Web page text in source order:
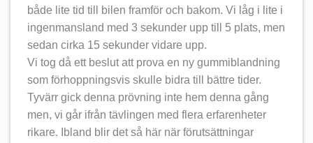
både lite tid till bilen framför och bakom. Vi låg i lite i
ingenmansland med 3 sekunder upp till 5 plats, men
sedan cirka 15 sekunder vidare upp.
Vi tog då ett beslut att prova en ny gummiblandning
som förhoppningsvis skulle bidra till bättre tider.
Tyvärr gick denna prövning inte hem denna gång
men, vi går ifrån tävlingen med flera erfarenheter
rikare. Ibland blir det så här när förutsättningar